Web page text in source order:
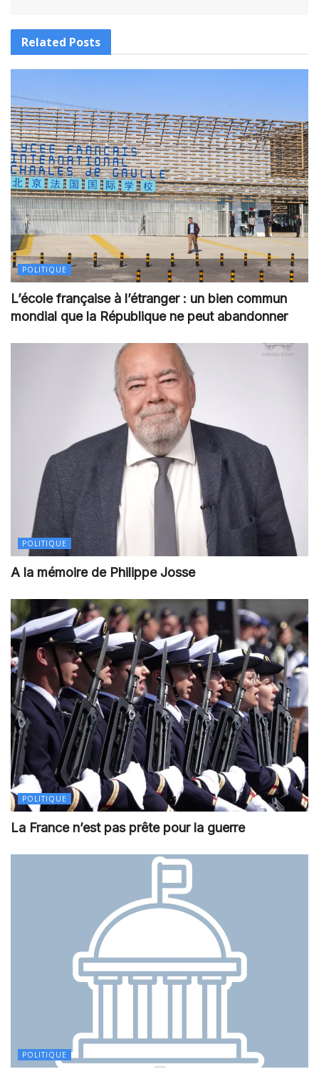
Related Posts
POLITIQUE
L’école française à l’étranger : un bien commun
mondial que la République ne peut abandonner
POLITIQUE
A la mémoire de Philippe Josse
POLITIQUE
La France n’est pas prête pour la guerre
POLITIQUE